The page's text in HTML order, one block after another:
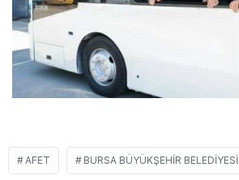
AFET BURSA BÜYÜKŞEHIR BELEDIYESI